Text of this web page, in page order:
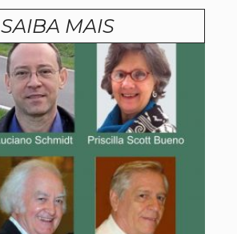
SAIBA MAIS